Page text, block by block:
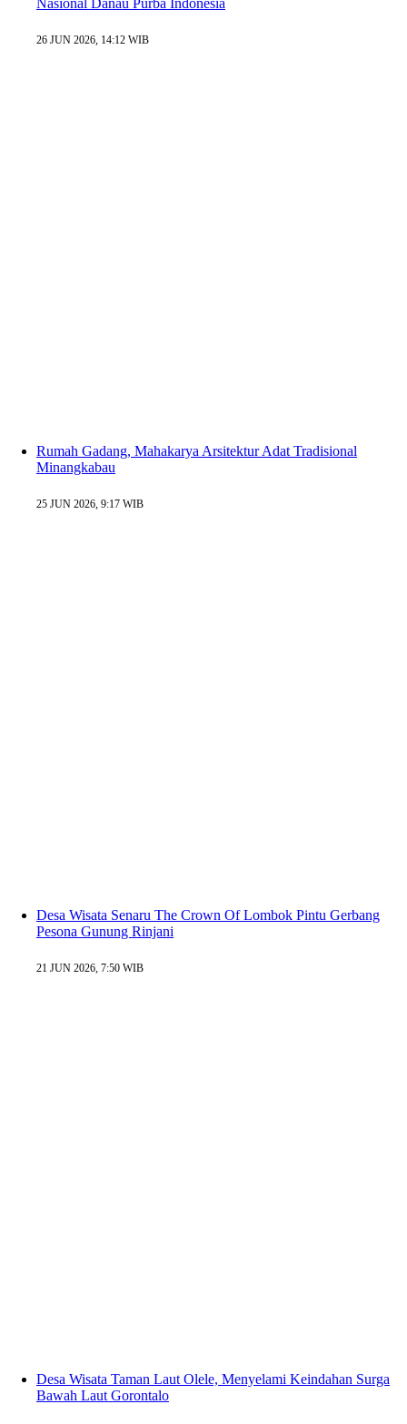
26 JUN 2026, 14:12 WIB
Rumah Gadang, Mahakarya Arsitektur Adat Tradisional
Minangkabau
25 JUN 2026, 9:17 WIB
Desa Wisata Senaru The Crown Of Lombok Pintu Gerbang
Pesona Gunung Rinjani
21 JUN 2026, 7:50 WIB
Desa Wisata Taman Laut Olele, Menyelami Keindahan Surga
Bawah Laut Gorontalo